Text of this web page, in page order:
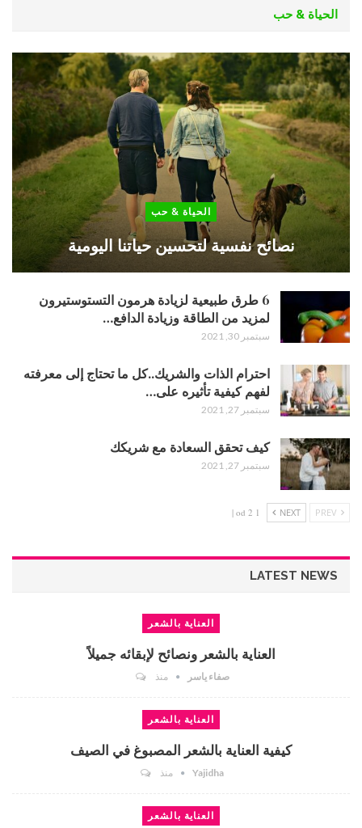
الحياة & حب
الحياة & حب
نصائح نفسية لتحسين حياتنا اليومية
6 طرق طبيعية لزيادة هرمون التستوستيرون
لمزيد من الطاقة وزيادة الدافع…
سبتمبر 30, 2021
احترام الذات والشريك..كل ما تحتاج إلى معرفته
لفهم كيفية تأثيره على…
سبتمبر 27, 2021
كيف تحقق السعادة مع شريكك
سبتمبر 27, 2021
NEXT
1 od 2 |
LATEST NEWS
العناية بالشعر
العناية بالشعر ونصائح لإبقائه جميلاً
صفاء ياسر منذ
العناية بالشعر
كيفية العناية بالشعر المصبوغ في الصيف
Yajidha منذ
العناية بالشعر